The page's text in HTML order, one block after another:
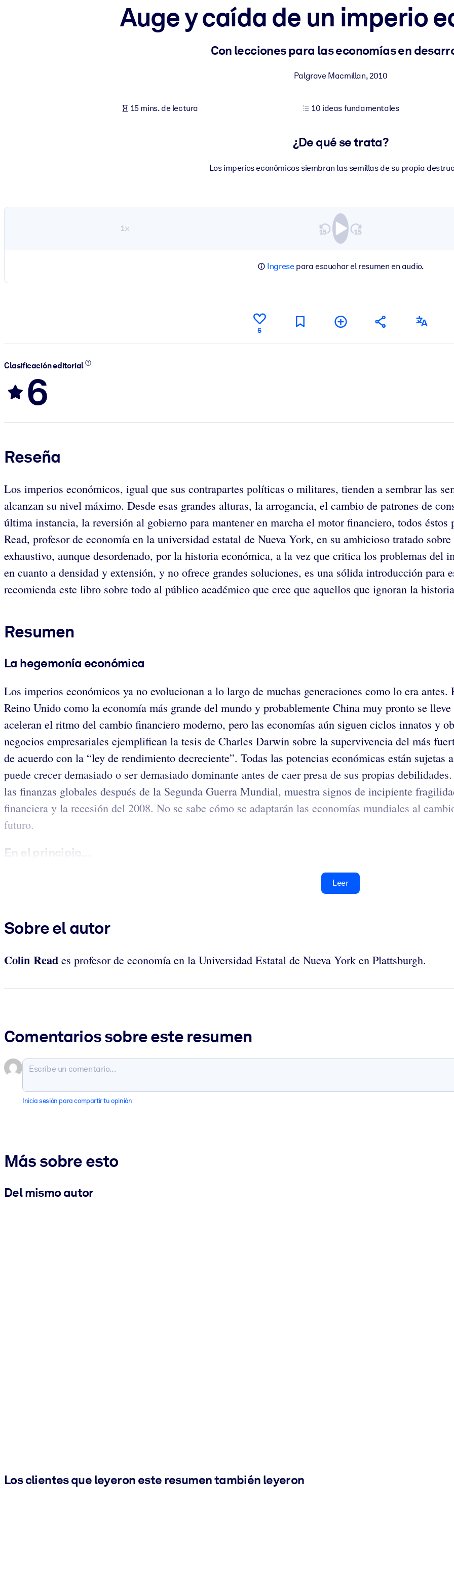
Enriquezca su biblioteca corporativa con conocimientos empresariales confiables y listos para usar.
Alimente sus sistemas de IA con conocimientos fiables y estructurados para mejorar los resultados.
Auge y caída de un imperio
Con lecciones para las economías en
Palgrave Macmillan,2010
15 mins. de lectura 10 ideas fundamentales
¿De qué se trata?
Los imperios económicos siembran las semillas de su propia
1×
Ingresepara escuchar el resumen en audio.
5
Clasificación editorial
6
Reseña
Los imperios económicos, igual que sus contrapartes políticas o militares, tienden a sembrar las
alcanzan su nivel máximo. Desde esas grandes alturas, la arrogancia, el cambio de patrones de
última instancia, la reversión al gobierno para mantener en marcha el motor financiero, todos
Read, profesor de economía en la universidad estatal de Nueva York, en su ambicioso tratado
exhaustivo, aunque desordenado, por la historia económica, a la vez que critica los problemas del
en cuanto a densidad y extensión, y no ofrece grandes soluciones, es una sólida introducción para
recomienda este libro sobre todo al público académico que cree que aquellos que ignoran la
Resumen
La hegemonía económica
Los imperios económicos ya no evolucionan a lo largo de muchas generaciones como lo era
Reino Unido como la economía más grande del mundo y probablemente China muy pronto se
aceleran el ritmo del cambio financiero moderno, pero las economías aún siguen ciclos innatos y
negocios empresariales ejemplifican la tesis de Charles Darwin sobre la supervivencia del más
de acuerdo con la “ley de rendimiento decreciente”. Todas las potencias económicas están sujetas
puede crecer demasiado o ser demasiado dominante antes de caer presa de sus propias
las finanzas globales después de la Segunda Guerra Mundial, muestra signos de incipiente
financiera y la recesión del 2008. No se sabe cómo se adaptarán las economías mundiales al
futuro.
En el principio...
Leer
Sobre el autor
Colin Read es profesor de economía en la Universidad Estatal de Nueva York en Plattsburgh.
Comentarios sobre este resumen
Inicia sesión para compartir tu opinión
Más sobre esto
Del mismo autor
Los clientes que leyeron este resumen también leyeron